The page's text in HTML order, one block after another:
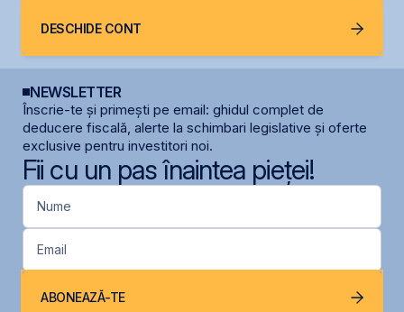
DESCHIDE CONT
NEWSLETTER
Înscrie-te și primești pe email: ghidul complet de
deducere fiscală, alerte la schimbari legislative și oferte
exclusive pentru investitori noi.
Fii cu un pas înaintea pieței!
Nume
Email
ABONEAZĂ-TE